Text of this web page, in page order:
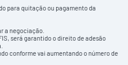
para quitação ou pagamento da
a negociação.
será garantido o direito de adesão
conforme vai aumentando o número de